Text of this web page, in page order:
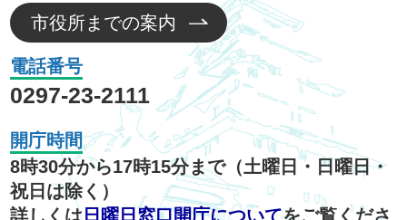
市役所までの案内
電話番号
0297-23-2111
開庁時間
8時30分から17時15分まで（土曜日・日曜日・
祝日は除く）
詳しくは 日曜日窓口開庁についてをご覧くださ